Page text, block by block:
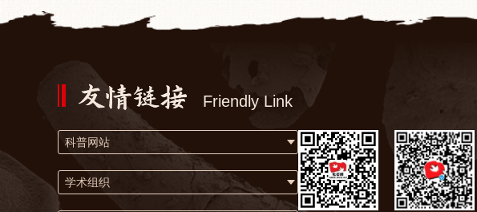
Friendly Link
科普网站
学术组织